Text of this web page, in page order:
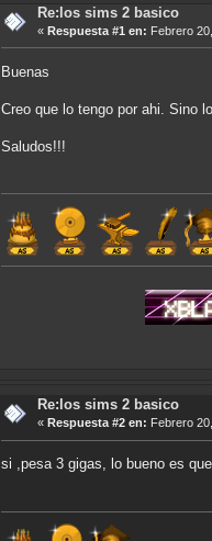
Re:los sims 2 basico
« Respuesta #1 en: Febrero
Buenas
Creo que lo tengo por ahi. Sino
Saludos!!!
Re:los sims 2 basico
« Respuesta #2 en: Febrero
si ,pesa 3 gigas, lo bueno es